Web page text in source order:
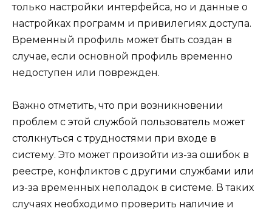
только настройки интерфейса, но и данные о
настройках программ и привилегиях доступа.
Временный профиль может быть создан в
случае, если основной профиль временно
недоступен или поврежден.
Важно отметить, что при возникновении
проблем с этой службой пользователь может
столкнуться с трудностями при входе в
систему. Это может произойти из-за ошибок в
реестре, конфликтов с другими службами или
из-за временных неполадок в системе. В таких
случаях необходимо проверить наличие и